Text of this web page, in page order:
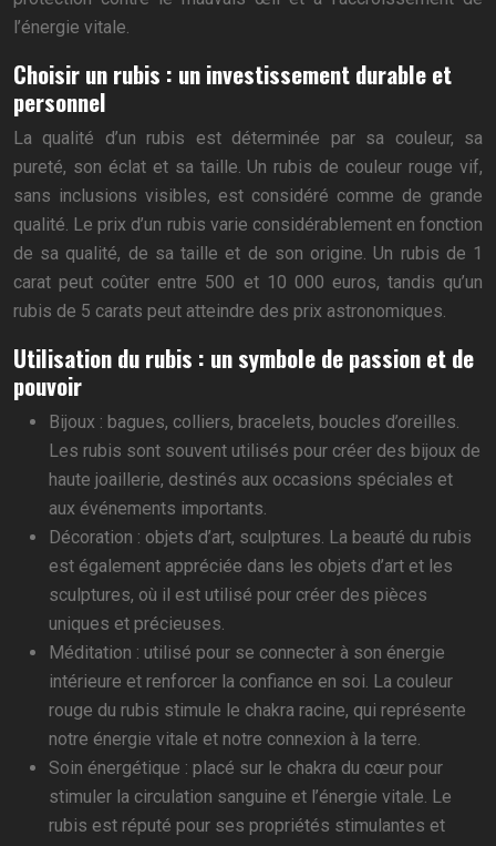
l’énergie vitale.
Choisir un rubis : un investissement durable et
personnel
La qualité d’un rubis est déterminée par sa couleur, sa
pureté, son éclat et sa taille. Un rubis de couleur rouge vif,
sans inclusions visibles, est considéré comme de grande
qualité. Le prix d’un rubis varie considérablement en fonction
de sa qualité, de sa taille et de son origine. Un rubis de 1
carat peut coûter entre 500 et 10 000 euros, tandis qu’un
rubis de 5 carats peut atteindre des prix astronomiques.
Utilisation du rubis : un symbole de passion et de
pouvoir
Bijoux : bagues, colliers, bracelets, boucles d’oreilles.
Les rubis sont souvent utilisés pour créer des bijoux de
haute joaillerie, destinés aux occasions spéciales et
aux événements importants.
Décoration : objets d’art, sculptures. La beauté du rubis
est également appréciée dans les objets d’art et les
sculptures, où il est utilisé pour créer des pièces
uniques et précieuses.
Méditation : utilisé pour se connecter à son énergie
intérieure et renforcer la confiance en soi. La couleur
rouge du rubis stimule le chakra racine, qui représente
notre énergie vitale et notre connexion à la terre.
Soin énergétique : placé sur le chakra du cœur pour
stimuler la circulation sanguine et l’énergie vitale. Le
rubis est réputé pour ses propriétés stimulantes et